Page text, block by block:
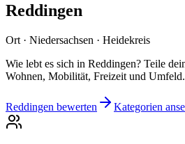
Reddingen
Ort · Niedersachsen · Heidekreis
Wie lebt es sich in Reddingen? Teile
Wohnen, Mobilität, Freizeit und Umfeld.
Reddingen bewerten Kategorien